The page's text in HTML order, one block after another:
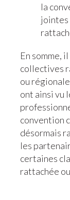
la
jointes
En somme,
collectives
ou
ont ainsi vu
convention
désormais
les
certaines
rattachée